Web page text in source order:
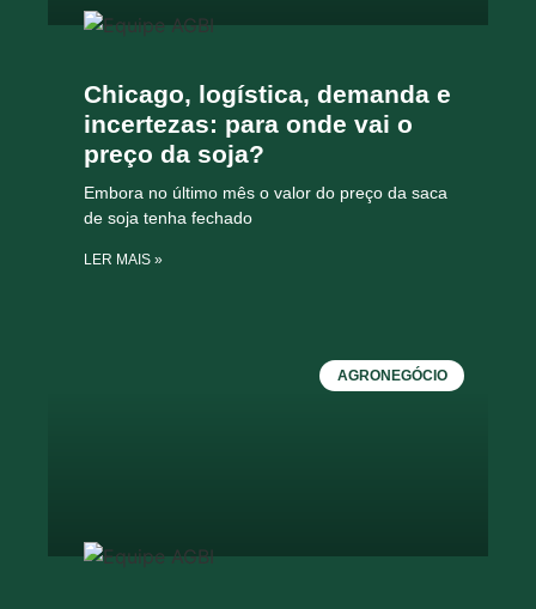
Chicago, logística, demanda e
incertezas: para onde vai o
preço da soja?
Embora no último mês o valor do preço da saca
de soja tenha fechado
LER MAIS »
AGRONEGÓCIO